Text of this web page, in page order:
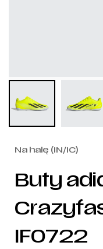
Na halę (IN/IC)
Buty
IF0722